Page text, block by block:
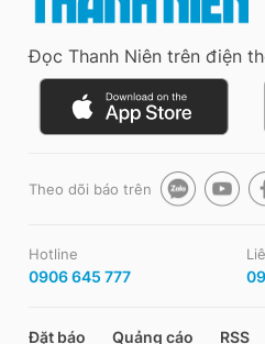
Đọc Thanh Niên trên điện
Theo dõi báo trên
Hotline
0906 645 777
Đặt báo Quảng cáo RSS